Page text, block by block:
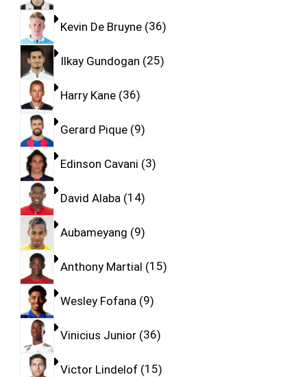
Kevin De Bruyne 36
Ilkay Gundogan 25
Harry Kane 36
Gerard Pique 9
Edinson Cavani 3
David Alaba 14
Aubameyang 9
Anthony Martial 15
Wesley Fofana 9
Vinicius Junior 36
Victor Lindelof 15